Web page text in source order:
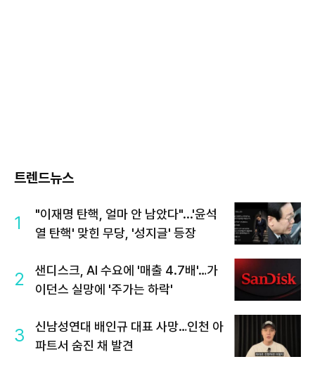
트렌드뉴스
1
"이재명 탄핵, 얼마 안 남았다"...'윤석
열 탄핵' 맞힌 무당, '성지글' 등장
2
샌디스크, AI 수요에 '매출 4.7배'…가
이던스 실망에 '주가는 하락'
3
신남성연대 배인규 대표 사망…인천 아
파트서 숨진 채 발견